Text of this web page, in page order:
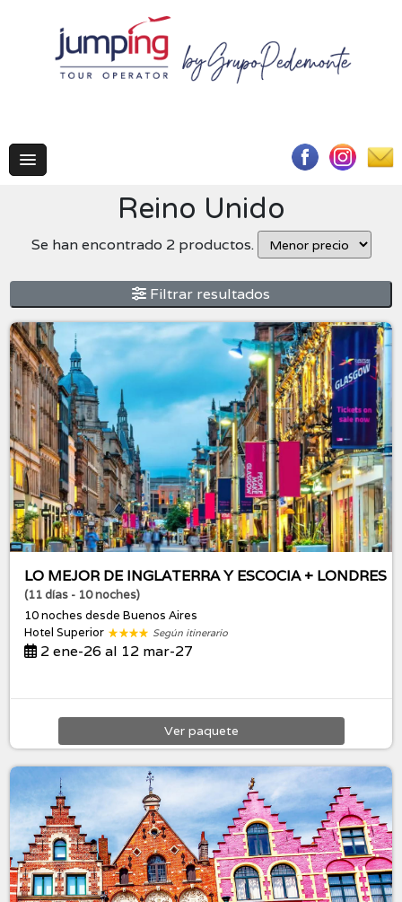
Reino Unido
Se han encontrado 2 productos.
Filtrar resultados
LO MEJOR DE INGLATERRA Y ESCOCIA + LONDRES
(11 días - 10 noches)
10 nochesdesde Buenos Aires
Hotel Superior
Según itinerario
2 ene-26 al 12 mar-27
Ver paquete